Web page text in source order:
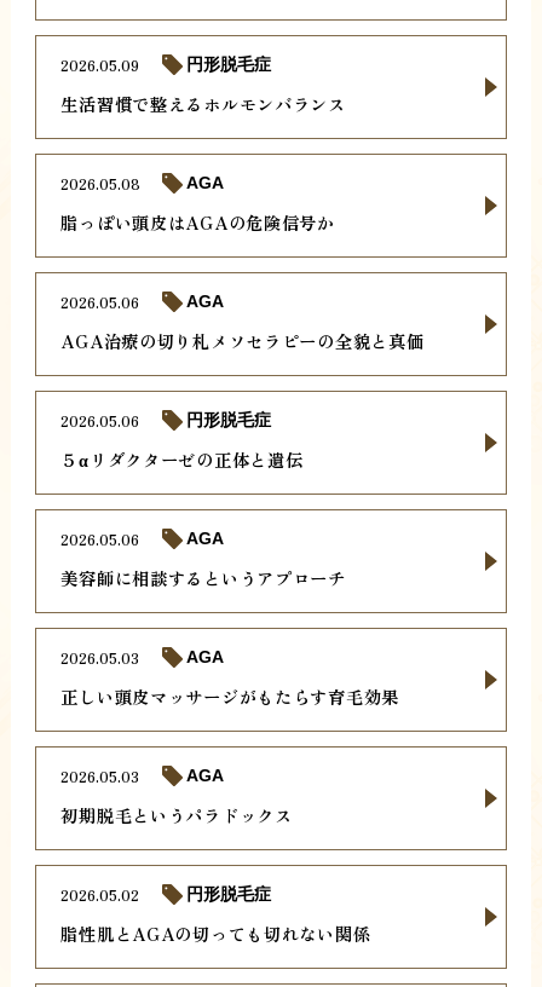
生活習慣で整えるホルモンバランス
2026.05.09 円形脱毛症
脂っぽい頭皮はAGAの危険信号か
2026.05.08 AGA
AGA治療の切り札メソセラピーの全貌と真価
2026.05.06 AGA
５αリダクターゼの正体と遺伝
2026.05.06 円形脱毛症
美容師に相談するというアプローチ
2026.05.06 AGA
正しい頭皮マッサージがもたらす育毛効果
2026.05.03 AGA
初期脱毛というパラドックス
2026.05.03 AGA
脂性肌とAGAの切っても切れない関係
2026.05.02 円形脱毛症